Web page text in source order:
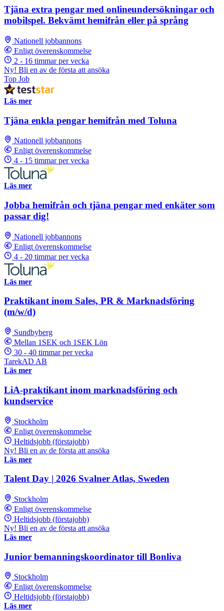
Tjäna extra pengar med onlineundersökningar och
mobilspel. Bekvämt hemifrån eller på språng
Nationell jobbannons
Enligt överenskommelse
2 - 16 timmar per vecka
Ny! Bli en av de första att ansöka
Top Job
Läs mer
Tjäna enkla pengar hemifrån med Toluna
Nationell jobbannons
Enligt överenskommelse
4 - 15 timmar per vecka
Läs mer
Jobba hemifrån och tjäna pengar med enkäter som
passar dig!
Nationell jobbannons
Enligt överenskommelse
4 - 20 timmar per vecka
Läs mer
Praktikant inom Sales, PR & Marknadsföring
(m/w/d)
Sundbyberg
Mellan 1SEK och 1SEK Lön
30 - 40 timmar per vecka
TarekAD AB
Läs mer
LiA-praktikant inom marknadsföring och
kundservice
Stockholm
Enligt överenskommelse
Heltidsjobb (förstajobb)
Ny! Bli en av de första att ansöka
Läs mer
Talent Day | 2026 Svalner Atlas, Sweden
Stockholm
Enligt överenskommelse
Heltidsjobb (förstajobb)
Ny! Bli en av de första att ansöka
Läs mer
Junior bemanningskoordinator till Bonliva
Stockholm
Enligt överenskommelse
Heltidsjobb (förstajobb)
Läs mer